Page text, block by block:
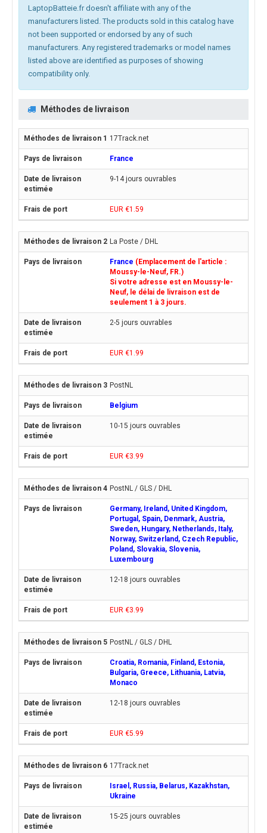
LaptopBatteie.fr doesn't affiliate with any of the
manufacturers listed. The products sold in this catalog have
not been supported or endorsed by any of such
manufacturers. Any registered trademarks or model names
listed above are identified as purposes of showing
compatibility only.
Méthodes de livraison
17Track.net
France
9-14 jours ouvrables
EUR €1.59
La Poste / DHL
France (Emplacement de l'article :
Moussy-le-Neuf, FR.)
Si votre adresse est en Moussy-le-
Neuf, le délai de livraison est de
seulement 1 à 3 jours.
2-5 jours ouvrables
EUR €1.99
PostNL
Belgium
10-15 jours ouvrables
EUR €3.99
PostNL / GLS / DHL
Germany, Ireland, United Kingdom,
Portugal, Spain, Denmark, Austria,
Sweden, Hungary, Netherlands, Italy,
Norway, Switzerland, Czech Republic,
Poland, Slovakia, Slovenia,
Luxembourg
12-18 jours ouvrables
EUR €3.99
PostNL / GLS / DHL
Croatia, Romania, Finland, Estonia,
Bulgaria, Greece, Lithuania, Latvia,
Monaco
12-18 jours ouvrables
EUR €5.99
17Track.net
Israel, Russia, Belarus, Kazakhstan,
Ukraine
15-25 jours ouvrables